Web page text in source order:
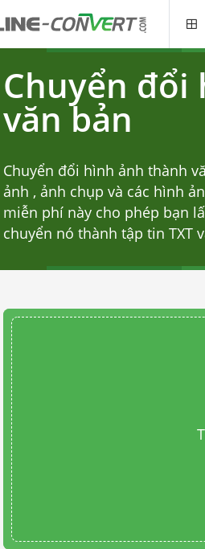
Chuyển đổi
văn bản
Chuyển đổi hình ảnh thành
ảnh , ảnh chụp và các hình
miễn phí này cho phép bạn
chuyển nó thành tập tin TXT